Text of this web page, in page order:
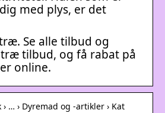
med plys, er det
Se alle tilbud og
tilbud, og få rabat på
online.
… › Dyremad og -artikler › Kat